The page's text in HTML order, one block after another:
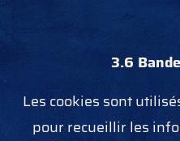
3.6
Les cookies sont
pour recueillir les